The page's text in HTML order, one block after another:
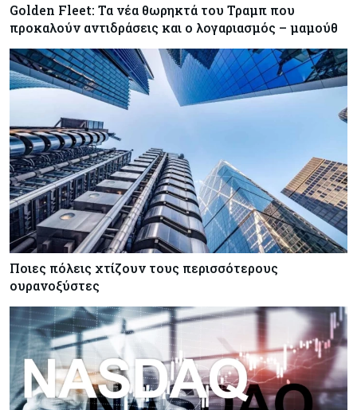
Golden Fleet: Τα νέα θωρηκτά του Τραμπ που
προκαλούν αντιδράσεις και ο λογαριασμός – μαμούθ
Ποιες πόλεις χτίζουν τους περισσότερους
ουρανοξύστες